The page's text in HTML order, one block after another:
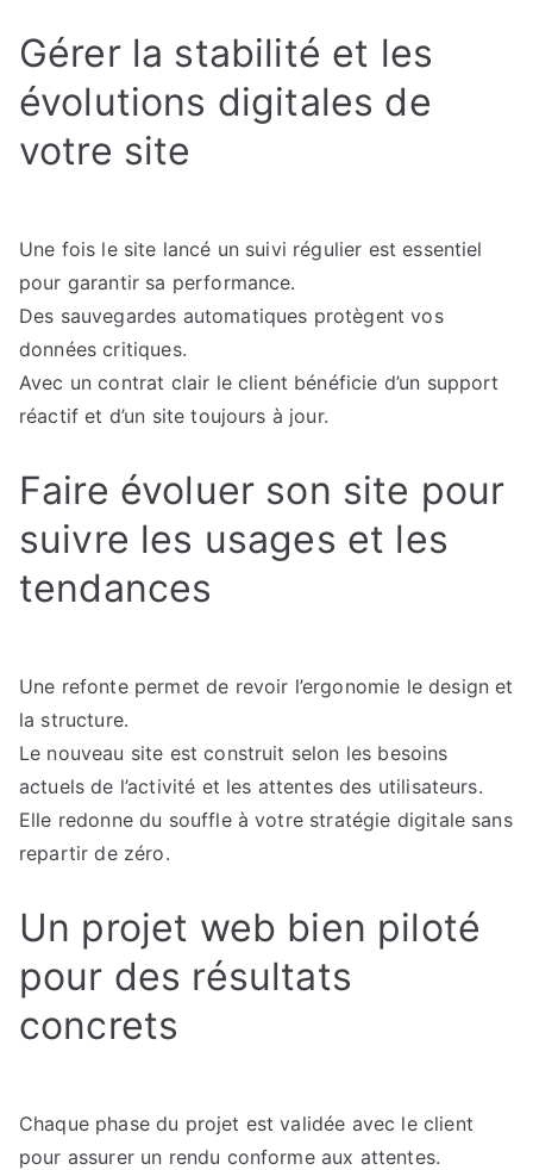
Gérer la stabilité et les
évolutions digitales de
votre site
Une fois le site lancé un suivi régulier est essentiel
pour garantir sa performance.
Des sauvegardes automatiques protègent vos
données critiques.
Avec un contrat clair le client bénéficie d’un support
réactif et d’un site toujours à jour.
Faire évoluer son site pour
suivre les usages et les
tendances
Une refonte permet de revoir l’ergonomie le design et
la structure.
Le nouveau site est construit selon les besoins
actuels de l’activité et les attentes des utilisateurs.
Elle redonne du souffle à votre stratégie digitale sans
repartir de zéro.
Un projet web bien piloté
pour des résultats
concrets
Chaque phase du projet est validée avec le client
pour assurer un rendu conforme aux attentes.